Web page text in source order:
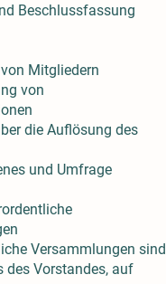
Beschlussfassung
Mitgliedern
von
die Auflösung des
und Umfrage
Versammlungen sind
des Vorstandes, auf